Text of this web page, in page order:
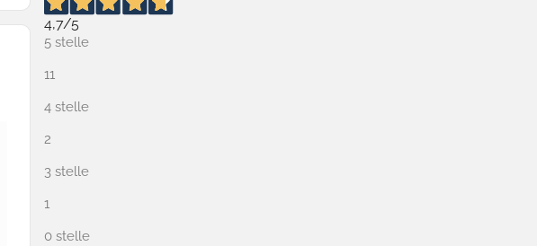
4,7/5
5 stelle
11
4 stelle
2
3 stelle
1
0 stelle